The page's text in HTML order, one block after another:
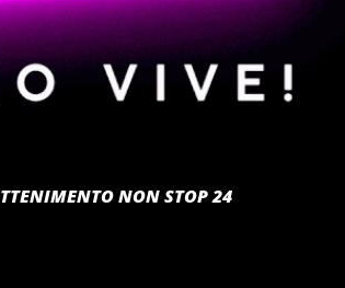
NON STOP 24